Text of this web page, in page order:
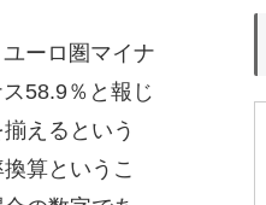
ーロ圏マイナ
58.9％と報じ
えるという
算というこ